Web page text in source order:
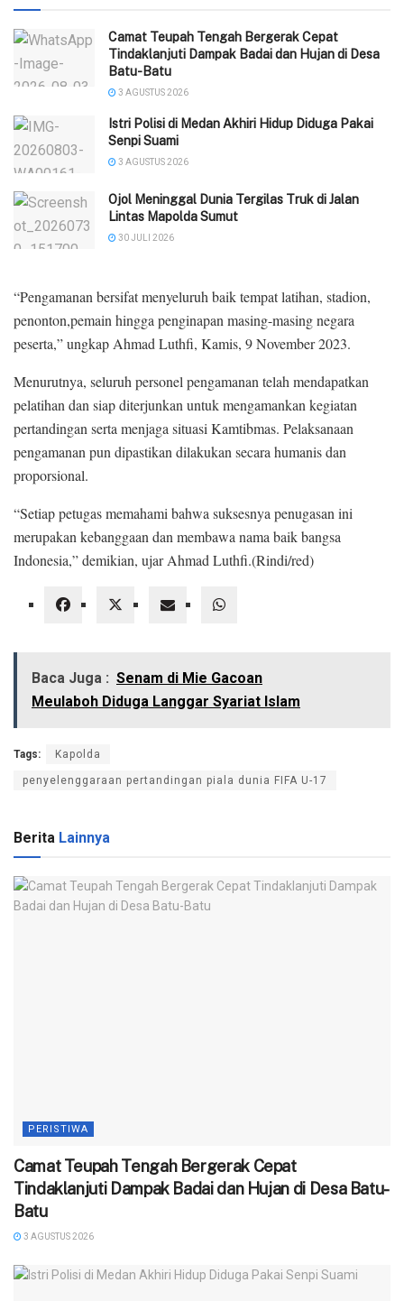
Camat Teupah Tengah Bergerak Cepat
Tindaklanjuti Dampak Badai dan Hujan di Desa
Batu-Batu
3 AGUSTUS 2026
‎Istri Polisi di Medan Akhiri Hidup Diduga Pakai
Senpi Suami
3 AGUSTUS 2026
Ojol Meninggal Dunia Tergilas Truk di Jalan
Lintas Mapolda Sumut
30 JULI 2026
“Pengamanan bersifat menyeluruh baik tempat latihan, stadion,
penonton,pemain hingga penginapan masing-masing negara
peserta,” ungkap Ahmad Luthfi, Kamis, 9 November 2023.
Menurutnya, seluruh personel pengamanan telah mendapatkan
pelatihan dan siap diterjunkan untuk mengamankan kegiatan
pertandingan serta menjaga situasi Kamtibmas. Pelaksanaan
pengamanan pun dipastikan dilakukan secara humanis dan
proporsional.
“Setiap petugas memahami bahwa suksesnya penugasan ini
merupakan kebanggaan dan membawa nama baik bangsa
Indonesia,” demikian, ujar Ahmad Luthfi.(Rindi/red)
Baca Juga : Senam di Mie Gacoan
Meulaboh Diduga Langgar Syariat Islam
Tags: Kapolda
penyelenggaraan pertandingan piala dunia FIFA U-17
Berita Lainnya
PERISTIWA
Camat Teupah Tengah Bergerak Cepat
Tindaklanjuti Dampak Badai dan Hujan di Desa Batu-
Batu
3 AGUSTUS 2026